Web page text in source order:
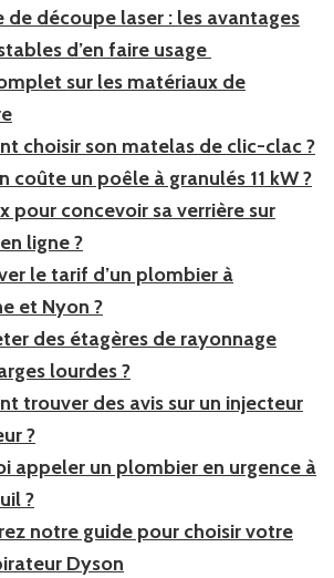
de découpe laser : les avantages
d’en faire usage
sur les matériaux de
choisir son matelas de clic-clac ?
coûte un poêle à granulés 11 kW ?
pour concevoir sa verrière sur
ligne ?
le tarif d’un plombier à
et Nyon ?
des étagères de rayonnage
lourdes ?
trouver des avis sur un injecteur
?
appeler un plombier en urgence à
?
notre guide pour choisir votre
Dyson